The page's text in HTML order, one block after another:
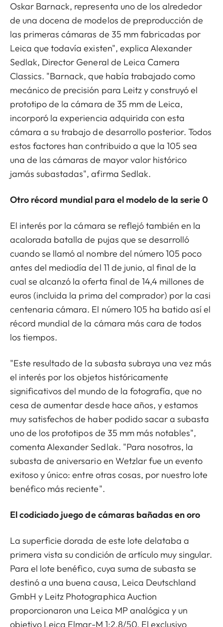
Oskar Barnack, representa uno de los alrededor
de una docena de modelos de preproducción de
las primeras cámaras de 35 mm fabricadas por
Leica que todavía existen", explica Alexander
Sedlak, Director General de Leica Camera
Classics. "Barnack, que había trabajado como
mecánico de precisión para Leitz y construyó el
prototipo de la cámara de 35 mm de Leica,
incorporó la experiencia adquirida con esta
cámara a su trabajo de desarrollo posterior. Todos
estos factores han contribuido a que la 105 sea
una de las cámaras de mayor valor histórico
jamás subastadas", afirma Sedlak.
Otro récord mundial para el modelo de la serie 0
El interés por la cámara se reflejó también en la
acalorada batalla de pujas que se desarrolló
cuando se llamó al nombre del número 105 poco
antes del mediodía del 11 de junio, al final de la
cual se alcanzó la oferta final de 14,4 millones de
euros (incluida la prima del comprador) por la casi
centenaria cámara. El número 105 ha batido así el
récord mundial de la cámara más cara de todos
los tiempos.
"Este resultado de la subasta subraya una vez más
el interés por los objetos históricamente
significativos del mundo de la fotografía, que no
cesa de aumentar desde hace años, y estamos
muy satisfechos de haber podido sacar a subasta
uno de los prototipos de 35 mm más notables",
comenta Alexander Sedlak. "Para nosotros, la
subasta de aniversario en Wetzlar fue un evento
exitoso y único: entre otras cosas, por nuestro lote
benéfico más reciente".
El codiciado juego de cámaras bañadas en oro
La superficie dorada de este lote delataba a
primera vista su condición de artículo muy singular.
Para el lote benéfico, cuya suma de subasta se
destinó a una buena causa, Leica Deutschland
GmbH y Leitz Photographica Auction
proporcionaron una Leica MP analógica y un
objetivo Leica Elmar-M 1:2.8/50. El exclusivo